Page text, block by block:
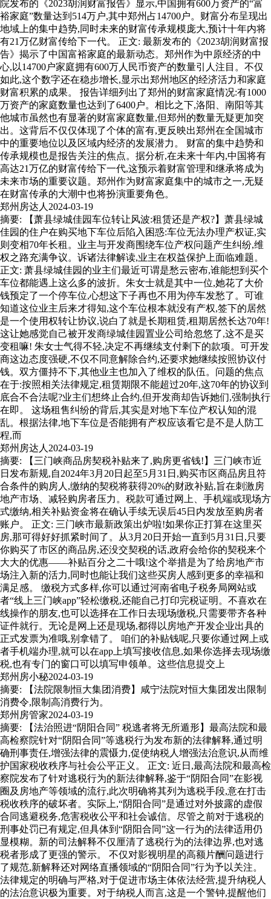
院发布的《2023胡润财富报告》显示,中国拥有600万资产的“富
裕家庭”数量达到514万户,其中郑州占14700户。财富分布呈现出
地域上的集中趋势,同时未来的财富传承规模庞大,预计十年内将
有21万亿财富传给下一代。 正文: 最新发布的《2023胡润财富报
告》揭示了中国富裕家庭的最新动态。郑州作为中原经济的中
心,以14700户家庭拥有600万人民币资产的数量引人注目。不仅
如此,这个数字还在稳步增长,显示出郑州地区的经济活力和家庭
财富积累的成果。 报告详细列出了郑州的财富家庭情况:有1000
万资产的家庭数量也达到了6400户。相比之下,洛阳、南阳等其
他城市虽然也有显著的财富家庭数量,但郑州的数量无疑更加突
出。这背后不仅仅体现了个体的富有,更反映出郑州在全国城市
中的重要地位以及区域内经济的发展潜力。 财富的集中趋势和
传承规模也是报告关注的焦点。据分析,在未来十年内,中国将有
高达21万亿的财富传给下一代,这预示着财富管理和继承将成为
未来市场的重要议题。郑州作为财富家庭集中的城市之一,无疑
在财富传承的大潮中也将扮演重要角色。
郑州房达人 2024-03-19
摘要: 【萧县绿城佳园车位转让风波:租赁还是产权?】萧县绿城
佳园的住户在购买地下车位后陷入困惑:车位无法办理产权证,实
则变相70年长租。业主与开发商围绕车位产权问题产生纠纷,维
权之路充满争议。诉诸法律解读,业主在权益保护上面临难题。
正文: 萧县绿城佳园的业主们最近可谓是愁云密布,谁能想到买个
车位都能遇上这么多的波折。朱女士就是其中一位,她花了大价
钱预定了一个停车位,心想这下子再也不用为停车发愁了。可谁
知道这位业主后来才得知,这个车位根本就没有产权,签下的居然
是一个使用权转让协议,说白了就是长期租赁,租期居然长达70年!
这让她感觉自己被开发商绿城佳园置业公司给忽悠了,这不是买
变租嘛! 朱女士气得不轻,决定不再继续支付剩下的款项。可开发
商这边态度强硬,不仅不同意解除合约,还要求她继续按照协议付
钱。双方僵持不下,其他业主也加入了维权的队伍。问题的焦点
在于:按照相关法律规定,租赁期限不能超过20年,这70年的协议到
底合不合法呢?业主们想终止合约,但开发商却告诉她们,强制执行
在即。 这场租售纠纷的背后,其实是对地下车位产权认知的混
乱。根据法律,地下车位是否能拥有产权应该看它是不是人防工
程,而
郑州房达人 2024-03-19
摘要: 【三门峡商品房契税补贴来了,购房更省钱!】三门峡市近
日发布新规,自2024年3月20日起至5月31日,购买市区商品房且符
合条件的购房人,缴纳的契税将获得20%的财政补贴,旨在刺激房
地产市场、减轻购房者压力。税款可通过网上、手机端或现场方
式缴纳,相关补贴资金将在确认手续无误后45日内发放至购房者
账户。 正文: 三门峡市最新政策出炉啦!如果你正打算在这里买
房,那可得好好抓紧时间了。从3月20日开始一直到5月31日,只要
你购买了市区的商品房,还没交契税的话,政府会给你的契税来个
大大的优惠——补贴百分之二十哦!这个举措是为了给房地产市
场注入新的活力,同时也能让我们这些买房人感到更多的幸福和
满足感。 缴税方式多样,你可以通过河南省电子税务局网站或
者“线上三门峡app”轻松缴税,还能自己打印完税证明。不喜欢在
线操作的朋友,也可以选择在工作日去现场缴税,只需要带齐各种
证件就行。无论是网上还是现场,都得以房地产开发企业出具的
正式发票为准哦,别拿错了。 咱们的补贴钱呢,只要你通过网上或
者手机端办理,就可以在app上填写接收信息,如果你选择去现场缴
税,也有专门的窗口可以填写申领单。这些信息提交上
郑州房小秘2024-03-19
摘要: 【法院限制恒大集团消费】咸宁法院对恒大集团发出限制
消费令,限制高消费行为。
郑州房管家2024-03-19
摘要: 【法治照进“阴阳合同” 税逃者将无所遁形】最高法院和最
高检察院针对“阴阳合同”等逃税行为发布新的法律解释,通过明
确刑事责任,增强法律的震慑力,促使纳税人增强法治意识,从而维
护国家税收秩序与社会公平正义。 正文: 近日,最高法院和最高检
察院发布了针对逃税行为的新法律解释,鉴于“阴阳合同”在影视
圈及房地产等领域的流行,此次明确将其列为逃税手段,意在打击
税收秩序的破坏者。实际上,“阴阳合同”是通过对外披露的虚假
合同逃避税务,危害税收公平和社会诚信。尽管之前对于逃税的
刑事处罚已有规定,但具体到“阴阳合同”这一行为的法律适用仍
显模糊。新的司法解释不仅厘清了逃税行为的法律边界,也对逃
税者形成了更强的警示。 不仅对影视明星的高额片酬问题进行
了规范,新解释还对网络直播领域的“阴阳合同”行为予以关注。
法律规定的明确与严格,对于促进市场主体依法经营,提升纳税人
的法治意识极为重要。对于纳税人而言,这是一个警钟,提醒他们